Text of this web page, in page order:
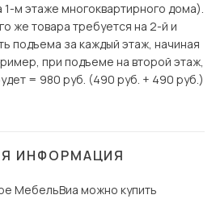
м этаже многоквартирного дома).
же товара требуется на 2-й и
подъема за каждый этаж, начиная
при подъеме на второй этаж,
= 980 руб. (490 руб. + 490 руб.)
ИНФОРМАЦИЯ
МебельВиа можно купить